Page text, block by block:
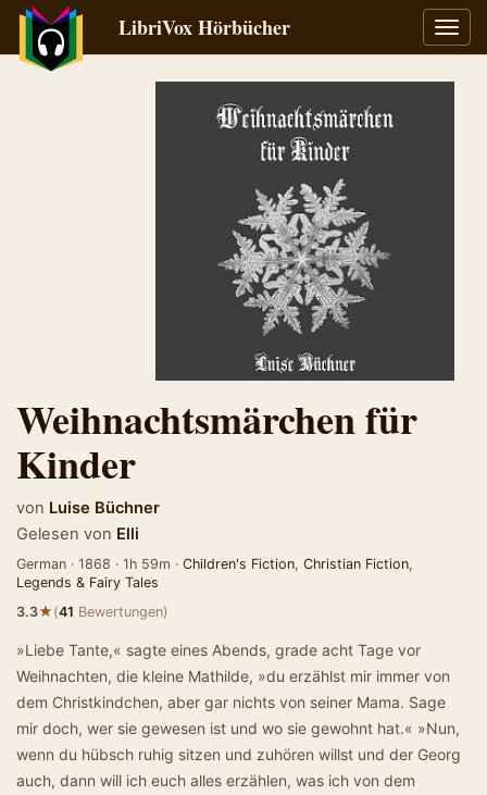
LibriVox Hörbücher
Weihnachtsmärchen für
Kinder
von Luise Büchner
Gelesen von Elli
German · 1868 · 1h 59m · Children's Fiction, Christian Fiction,
Legends & Fairy Tales
3.3★(41 Bewertungen)
»Liebe Tante,« sagte eines Abends, grade acht Tage vor
Weihnachten, die kleine Mathilde, »du erzählst mir immer von
dem Christkindchen, aber gar nichts von seiner Mama. Sage
mir doch, wer sie gewesen ist und wo sie gewohnt hat.« »Nun,
wenn du hübsch ruhig sitzen und zuhören willst und der Georg
auch, dann will ich euch alles erzählen, was ich von dem